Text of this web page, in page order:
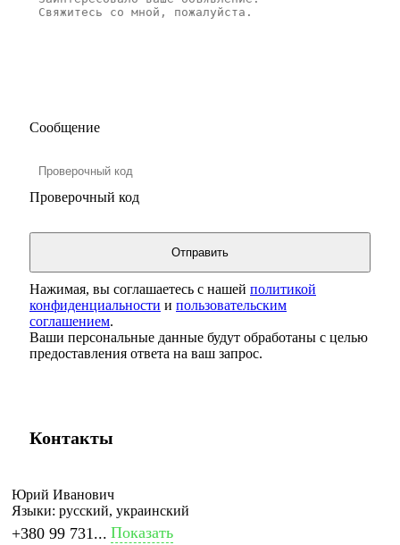
Сообщение
Проверочный код
Нажимая, вы соглашаетесь с нашей политикой
конфиденциальности и пользовательским
соглашением.
Ваши персональные данные будут обработаны с целью
предоставления ответа на ваш запрос.
Контакты
Юрий Иванович
Языки: русский, украинский
+380 99 731... Показать